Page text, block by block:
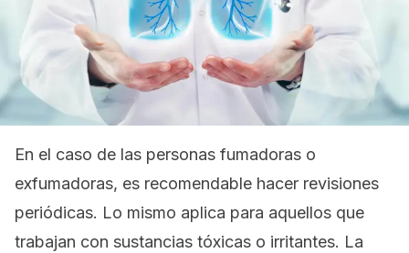
En el caso de las personas fumadoras o
exfumadoras, es recomendable hacer revisiones
periódicas. Lo mismo aplica para aquellos que
trabajan con sustancias tóxicas o irritantes. La